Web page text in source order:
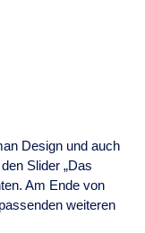
Design und auch
Slider „Das
Am Ende von
weiteren